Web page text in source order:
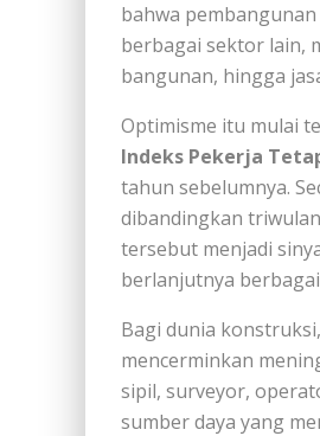
bahwa
berbagai sektor lain,
bangunan, hingga
Optimisme itu mulai
Indeks Pekerja
tahun sebelumnya.
dibandingkan
tersebut menjadi
berlanjutnya
Bagi dunia
mencerminkan
sipil, surveyor,
sumber daya yang